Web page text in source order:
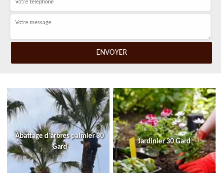
Abattage d'arbres palmier 30
Gard
Jardinier 30 Gard